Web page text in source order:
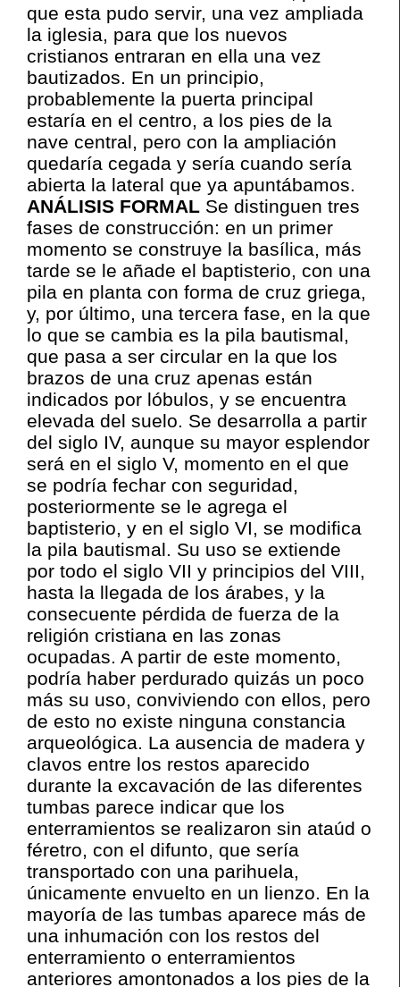
que esta pudo servir, una vez ampliada
la iglesia, para que los nuevos
cristianos entraran en ella una vez
bautizados. En un principio,
probablemente la puerta principal
estaría en el centro, a los pies de la
nave central, pero con la ampliación
quedaría cegada y sería cuando sería
abierta la lateral que ya apuntábamos.
ANÁLISIS FORMAL Se distinguen tres
fases de construcción: en un primer
momento se construye la basílica, más
tarde se le añade el baptisterio, con una
pila en planta con forma de cruz griega,
y, por último, una tercera fase, en la que
lo que se cambia es la pila bautismal,
que pasa a ser circular en la que los
brazos de una cruz apenas están
indicados por lóbulos, y se encuentra
elevada del suelo. Se desarrolla a partir
del siglo IV, aunque su mayor esplendor
será en el siglo V, momento en el que
se podría fechar con seguridad,
posteriormente se le agrega el
baptisterio, y en el siglo VI, se modifica
la pila bautismal. Su uso se extiende
por todo el siglo VII y principios del VIII,
hasta la llegada de los árabes, y la
consecuente pérdida de fuerza de la
religión cristiana en las zonas
ocupadas. A partir de este momento,
podría haber perdurado quizás un poco
más su uso, conviviendo con ellos, pero
de esto no existe ninguna constancia
arqueológica. La ausencia de madera y
clavos entre los restos aparecido
durante la excavación de las diferentes
tumbas parece indicar que los
enterramientos se realizaron sin ataúd o
féretro, con el difunto, que sería
transportado con una parihuela,
únicamente envuelto en un lienzo. En la
mayoría de las tumbas aparece más de
una inhumación con los restos del
enterramiento o enterramientos
anteriores amontonados a los pies de la